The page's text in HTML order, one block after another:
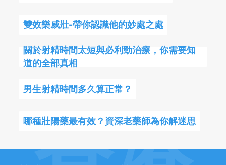
雙效樂威壯-帶你認識他的妙處之處
關於射精時間太短與必利勁治療，你需要知
道的全部真相
男生射精時間多久算正常？
哪種壯陽藥最有效？資深老藥師為你解迷思